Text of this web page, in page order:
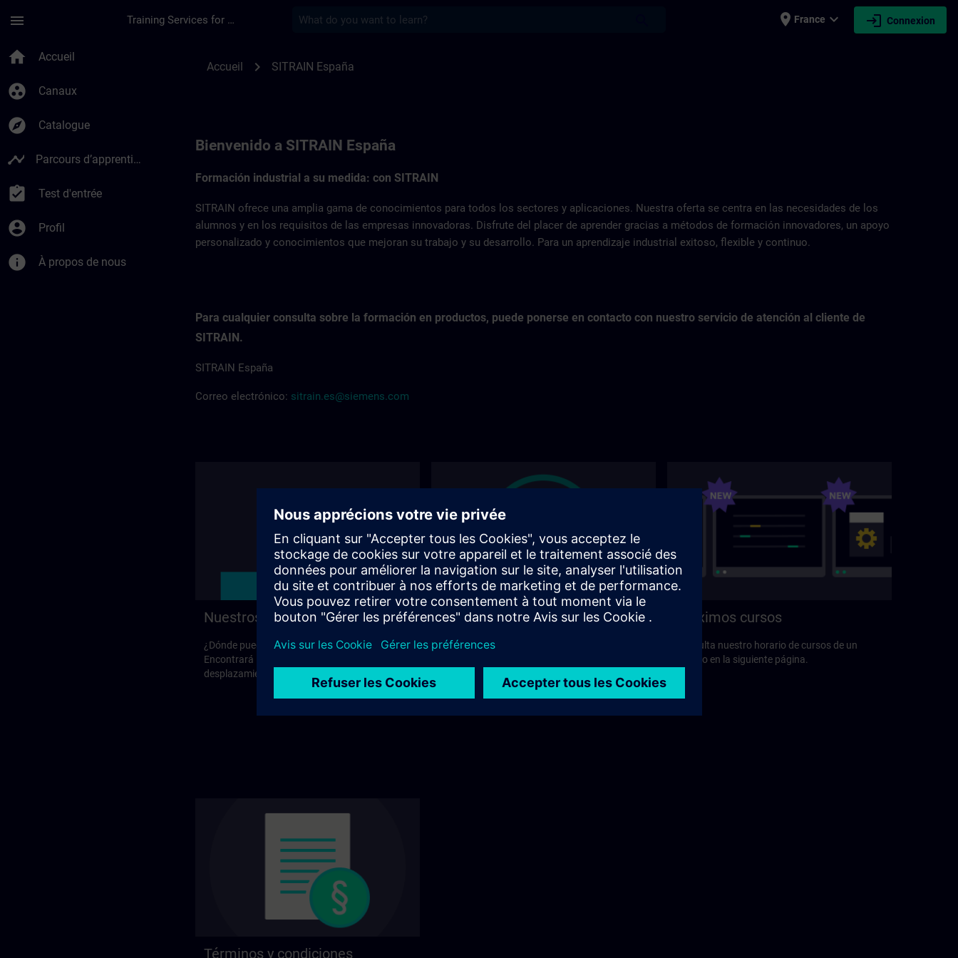
menu Training Services for Digital Industries place France expand_more login Connexion
home Accueil
group_work Canaux
explore Catalogue
timeline Parcours d’apprentissage
assignment_turned_in Test d'entrée
account_circle Profil
info À propos de nous
Accueil chevron_right SITRAIN España
Bienvenido a SITRAIN España
Formación industrial a su medida: con SITRAIN
SITRAIN ofrece una amplia gama de conocimientos para todos los sectores y aplicaciones. Nuestra oferta se centra en las necesidades de los
alumnos y en los requisitos de las empresas innovadoras. Disfrute del placer de aprender gracias a métodos de formación innovadores, un apoyo
personalizado y conocimientos que mejoran su trabajo y su desarrollo. Para un aprendizaje industrial exitoso, flexible y continuo.
Para cualquier consulta sobre la formación en productos, puede ponerse en contacto con nuestro servicio de atención al cliente de
SITRAIN.
SITRAIN España
Correo electrónico: sitrain.es@siemens.com
Nuestros centros de formación
¿Dónde puede asistir a nuestra formación?
Encontrará las direcciones y las opciones de
desplazamiento en la página siguiente.
Encuentre el curso adecuado
para usted
encontrar su curso ideal.
Próximos cursos
Consulta nuestro horario de cursos de un
vistazo en la siguiente página.
Términos y condiciones